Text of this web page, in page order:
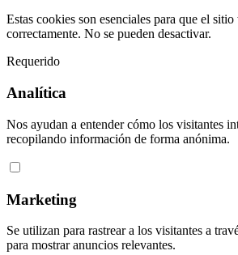
Estas cookies son esenciales para que el
correctamente. No se pueden desactivar.
Requerido
Analítica
Nos ayudan a entender cómo los visitantes
recopilando información de forma anónima.
Marketing
Se utilizan para rastrear a los visitantes a
para mostrar anuncios relevantes.